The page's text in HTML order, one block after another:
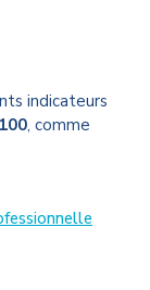
indicateurs
, comme